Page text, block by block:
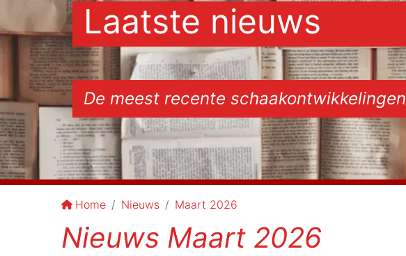
Laatste nieuws
De meest recente schaakontwikkelingen
Home Nieuws Maart 2026
Nieuws Maart 2026